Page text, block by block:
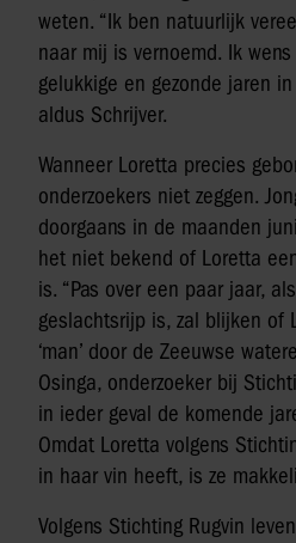
weten. “Ik ben natuurlijk
naar mij is vernoemd. Ik
gelukkige en gezonde jaren
aldus Schrijver.
Wanneer Loretta precies
onderzoekers niet zeggen.
doorgaans in de maanden
het niet bekend of Loretta
is. “Pas over een paar jaar,
geslachtsrijp is, zal blijken of
‘man’ door de Zeeuwse
Osinga, onderzoeker bij
in ieder geval de komende
Omdat Loretta volgens
in haar vin heeft, is ze
Volgens Stichting Rugvin